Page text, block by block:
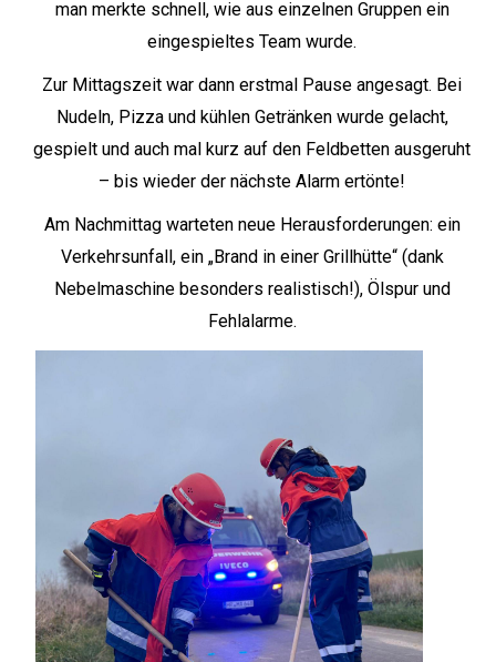
man merkte schnell, wie aus einzelnen Gruppen ein
eingespieltes Team wurde.
Zur Mittagszeit war dann erstmal Pause angesagt. Bei
Nudeln, Pizza und kühlen Getränken wurde gelacht,
gespielt und auch mal kurz auf den Feldbetten ausgeruht
– bis wieder der nächste Alarm ertönte!
Am Nachmittag warteten neue Herausforderungen: ein
Verkehrsunfall, ein „Brand in einer Grillhütte“ (dank
Nebelmaschine besonders realistisch!), Ölspur und
Fehlalarme.